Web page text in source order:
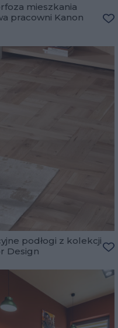
mieszkania
pracowni Kanon
podłogi z kolekcji
Design